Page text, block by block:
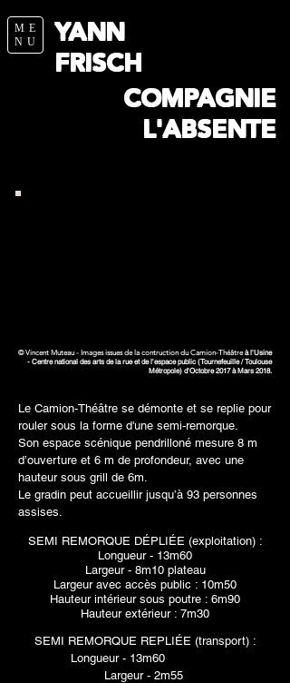
ME
NU
YANN
FRISCH
COMPAGNIE
L'ABSENTE
© Vincent Muteau - Images issues de la contruction du Camion-Théâtreà l'Usine
- Centre national des arts de la rue et de l'espace public (Tournefeuille / Toulouse
Métropole) d'Octobre 2017 à Mars 2018.
Le Camion-Théâtre se démonte et se replie pour
rouler sous la forme d'une semi-remorque.
Son espace scénique pendrilloné mesure 8 m
d’ouverture et 6 m de profondeur, avec une
hauteur sous grill de 6m.
Le gradin peut accueillir jusqu’à 93 personnes
assises.
SEMI REMORQUE DÉPLIÉE (exploitation) :
Longueur - 13m60
Largeur - 8m10 plateau
Largeur avec accès public : 10m50
Hauteur intérieur sous poutre : 6m90
Hauteur extérieur : 7m30
SEMI REMORQUE REPLIÉE (transport) :
Longueur - 13m60
Largeur - 2m55